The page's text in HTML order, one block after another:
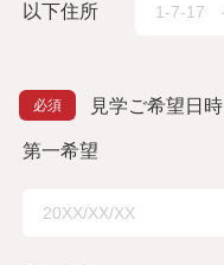
以下住所
見学ご希望日時
第一希望